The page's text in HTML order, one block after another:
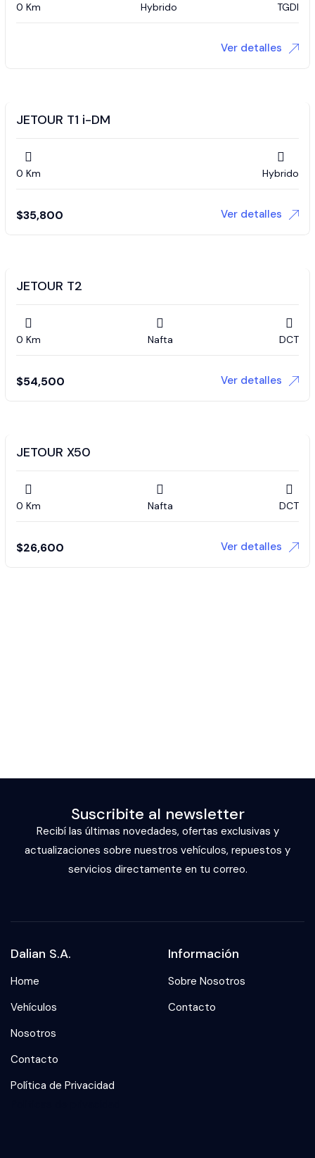
0 Km Hybrido TGDI
Ver detalles
JETOUR T1 i-DM
0 Km Hybrido
$35,800 Ver detalles
JETOUR T2
0 Km Nafta DCT
$54,500 Ver detalles
JETOUR X50
0 Km Nafta DCT
$26,600 Ver detalles
Suscribite al newsletter
Recibí las últimas novedades, ofertas exclusivas y
actualizaciones sobre nuestros vehículos, repuestos y
servicios directamente en tu correo.
Dalian S.A.
Home
Vehículos
Nosotros
Contacto
Política de Privacidad
Información
Sobre Nosotros
Contacto